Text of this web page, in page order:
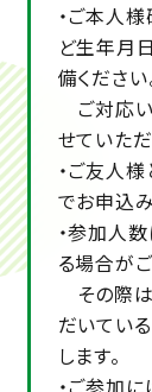
・ご本人
ど生年月
備ください
ご対応
せていただ
・ご友人
でお申込
・参加人
る場合が
その際
だいてい
します。